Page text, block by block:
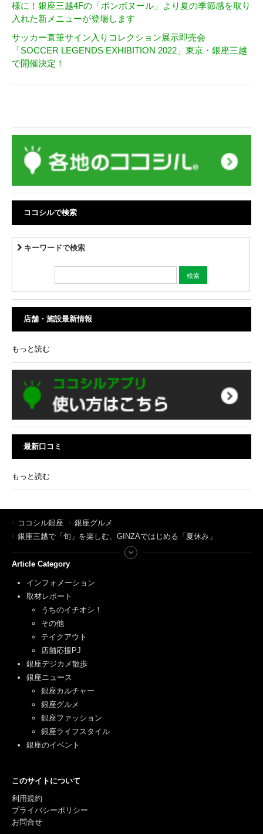
様に！銀座三越4Fの「ボンボヌール」より夏の季節感を取り
入れた新メニューが登場します
サッカー直筆サイン入りコレクション展示即売会
「SOCCER LEGENDS EXHIBITION 2022」東京・銀座三越
で開催決定！
ココシルで検索
キーワードで検索
店舗・施設最新情報
もっと読む
最新口コミ
もっと読む
ココシル銀座
銀座グルメ
銀座三越で「旬」を楽しむ、GINZAではじめる「夏休み」
Article Category
インフォメーション
取材レポート
うちのイチオシ！
その他
テイクアウト
店舗応援PJ
銀座デジカメ散歩
銀座ニュース
銀座カルチャー
銀座グルメ
銀座ファッション
銀座ライフスタイル
銀座のイベント
このサイトについて
利用規約
プライバシーポリシー
お問合せ